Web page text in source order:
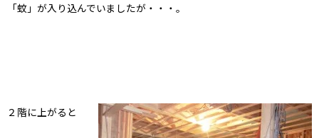
「蚊」が入り込んでいましたが・・・。
２階に上がると